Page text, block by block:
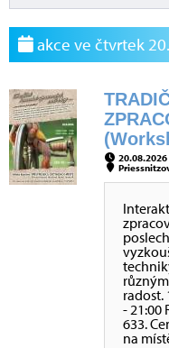
akce ve čtvrtek
radost.
- 21:00
633.
na